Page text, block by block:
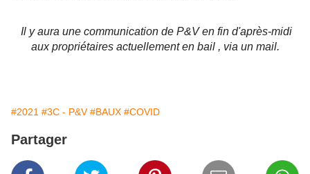
Il y aura une communication de P&V en fin d'après-midi
aux propriétaires actuellement en bail , via un mail.
#2021 #3C - P&V #BAUX #COVID
Partager